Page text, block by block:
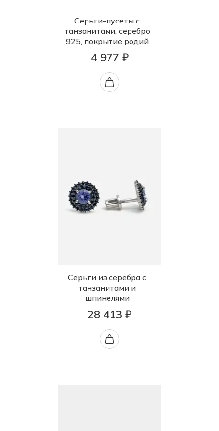
Серьги-пусеты с
танзанитами, серебро
925, покрытие родий
4 977 ₽
Серьги из серебра с
танзанитами и
шпинелями
28 413 ₽